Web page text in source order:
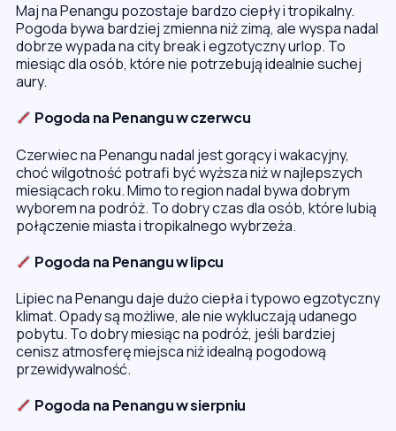
Maj na Penangu pozostaje bardzo ciepły i tropikalny.
Pogoda bywa bardziej zmienna niż zimą, ale wyspa nadal
dobrze wypada na city break i egzotyczny urlop. To
miesiąc dla osób, które nie potrzebują idealnie suchej
aury.
Pogoda na Penangu w czerwcu
Czerwiec na Penangu nadal jest gorący i wakacyjny,
choć wilgotność potrafi być wyższa niż w najlepszych
miesiącach roku. Mimo to region nadal bywa dobrym
wyborem na podróż. To dobry czas dla osób, które lubią
połączenie miasta i tropikalnego wybrzeża.
Pogoda na Penangu w lipcu
Lipiec na Penangu daje dużo ciepła i typowo egzotyczny
klimat. Opady są możliwe, ale nie wykluczają udanego
pobytu. To dobry miesiąc na podróż, jeśli bardziej
cenisz atmosferę miejsca niż idealną pogodową
przewidywalność.
Pogoda na Penangu w sierpniu